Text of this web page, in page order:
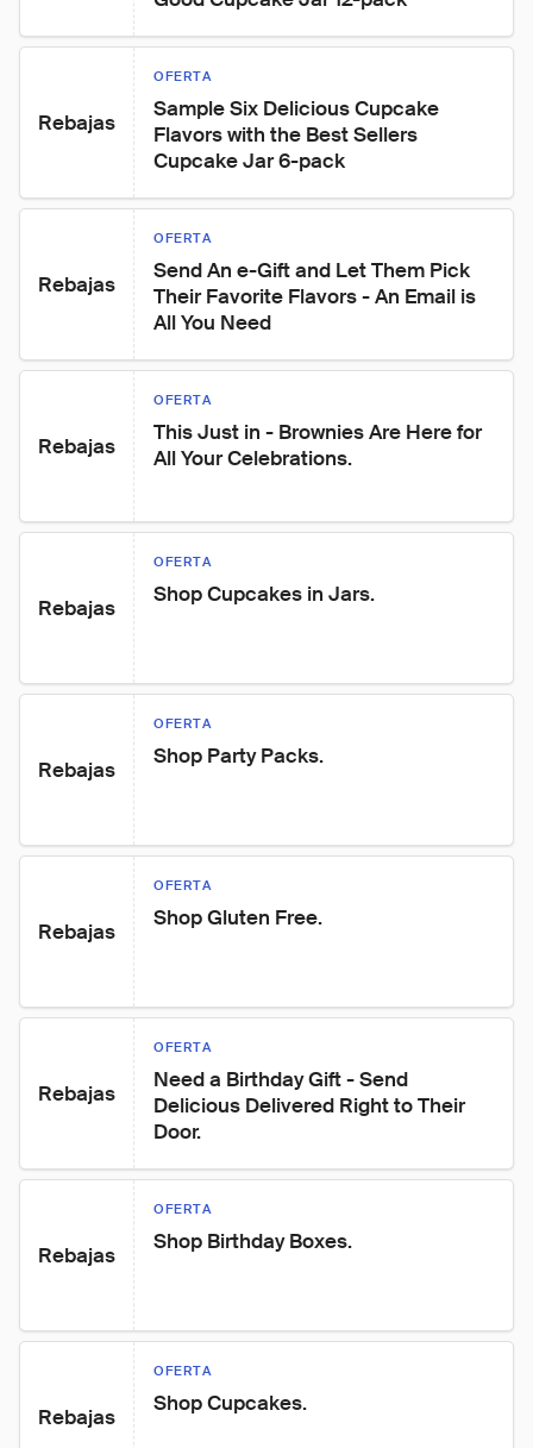
Rebajas
OFERTA
Sample Six Delicious Cupcake
Flavors with the Best Sellers
Cupcake Jar 6-pack
Rebajas
OFERTA
Send An e-Gift and Let Them Pick
Their Favorite Flavors - An Email is
All You Need
Rebajas
OFERTA
This Just in - Brownies Are Here for
All Your Celebrations.
Rebajas
OFERTA
Shop Cupcakes in Jars.
Rebajas
OFERTA
Shop Party Packs.
Rebajas
OFERTA
Shop Gluten Free.
Rebajas
OFERTA
Need a Birthday Gift - Send
Delicious Delivered Right to Their
Door.
Rebajas
OFERTA
Shop Birthday Boxes.
Rebajas
OFERTA
Shop Cupcakes.